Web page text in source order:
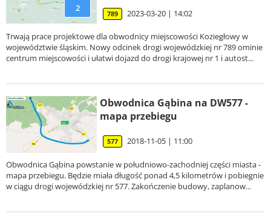
2
789 2023-03-20 | 14:02
Trwają prace projektowe dla obwodnicy miejscowości Koziegłowy w
województwie śląskim. Nowy odcinek drogi wojewódzkiej nr 789 ominie
centrum miejscowości i ułatwi dojazd do drogi krajowej nr 1 i autost...
Obwodnica Gąbina na DW577 -
mapa przebiegu
577 2018-11-05 | 11:00
Obwodnica Gąbina powstanie w południowo-zachodniej części miasta -
mapa przebiegu. Będzie miała długość ponad 4,5 kilometrów i pobiegnie
w ciągu drogi wojewódzkiej nr 577. Zakończenie budowy, zaplanow...